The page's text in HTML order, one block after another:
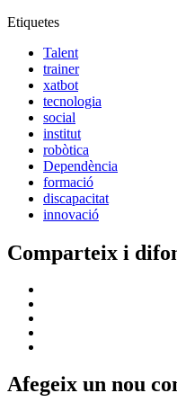
Etiquetes
Talent
trainer
xatbot
tecnologia
social
institut
robòtica
Dependència
formació
discapacitat
innovació
Comparteix i
Afegeix un nou